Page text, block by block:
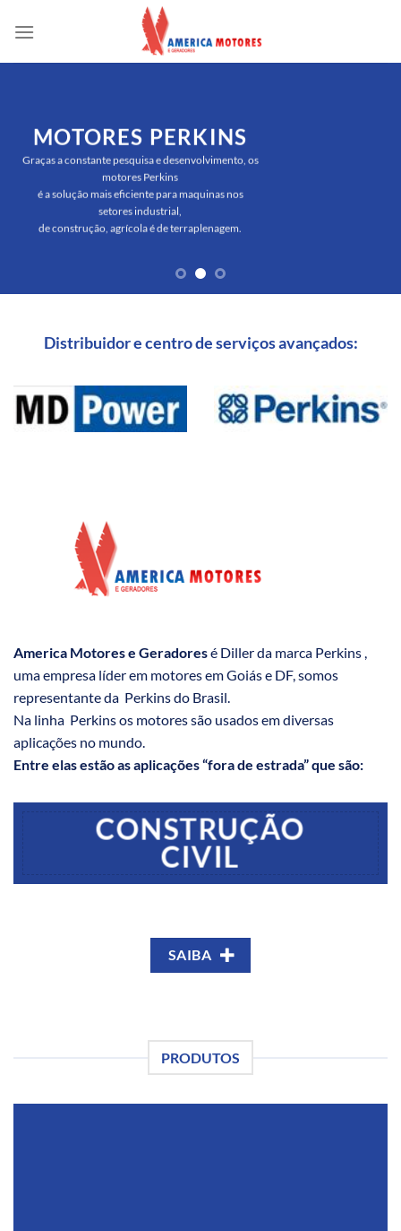
MOTORES PERKINS
Graças a constante pesquisa e desenvolvimento, os
motores Perkins
é a solução mais eficiente para maquinas nos
setores industrial,
de construção, agrícola é de terraplenagem.
Distribuidor e centro de serviços avançados:
America Motores e Geradoresé Diller da marca Perkins ,
uma empresa líder em motores em Goiás e DF, somos
representante da Perkins do Brasil.
Na linha Perkins os motores são usados em diversas
aplicações no mundo.
Entre elas estão as aplicações “fora de estrada” que são:
CONSTRUÇÃO
CIVIL
SAIBA
PRODUTOS